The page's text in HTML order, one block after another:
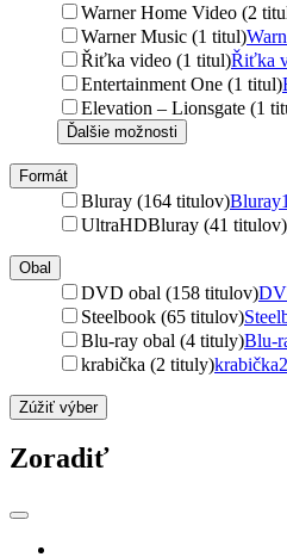
Warner Home Video (2
Warner Music (1 titul)
Řiťka video (1 titul)Řiťka
Entertainment One (1 titul)
Elevation – Lionsgate (1
Ďalšie možnosti
Formát
Bluray (164 titulov)Bluray
UltraHDBluray (41 titulov)
Obal
DVD obal (158 titulov)
Steelbook (65 titulov)
Blu-ray obal (4 tituly)Blu-
krabička (2 tituly)krabička2
Zúžiť výber
Zoradiť